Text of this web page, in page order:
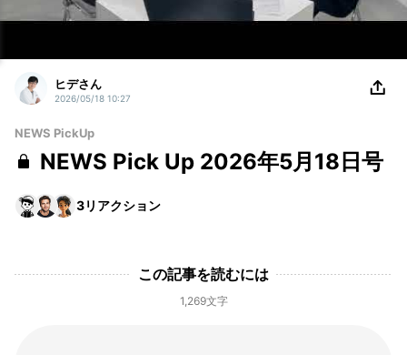
ヒデさん
2026/05/18 10:27
NEWS PickUp
NEWS Pick Up 2026年5月18日号
3リアクション
この記事を読むには
1,269文字